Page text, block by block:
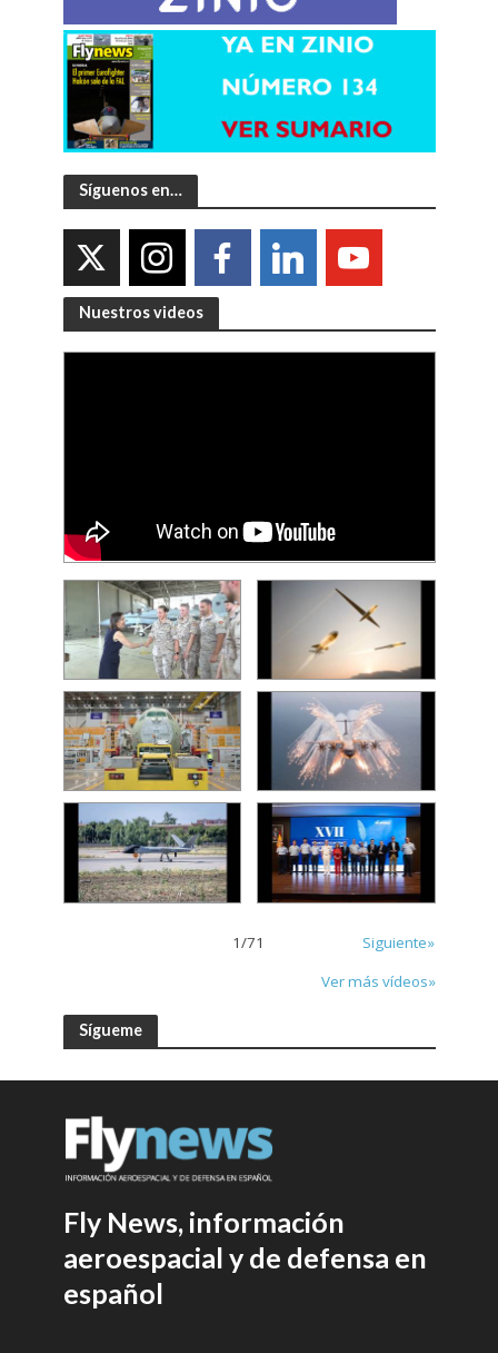
Síguenos en…
Nuestros videos
1/71
Siguiente»
Ver más vídeos»
Sígueme
Fly News, información
aeroespacial y de defensa en
español